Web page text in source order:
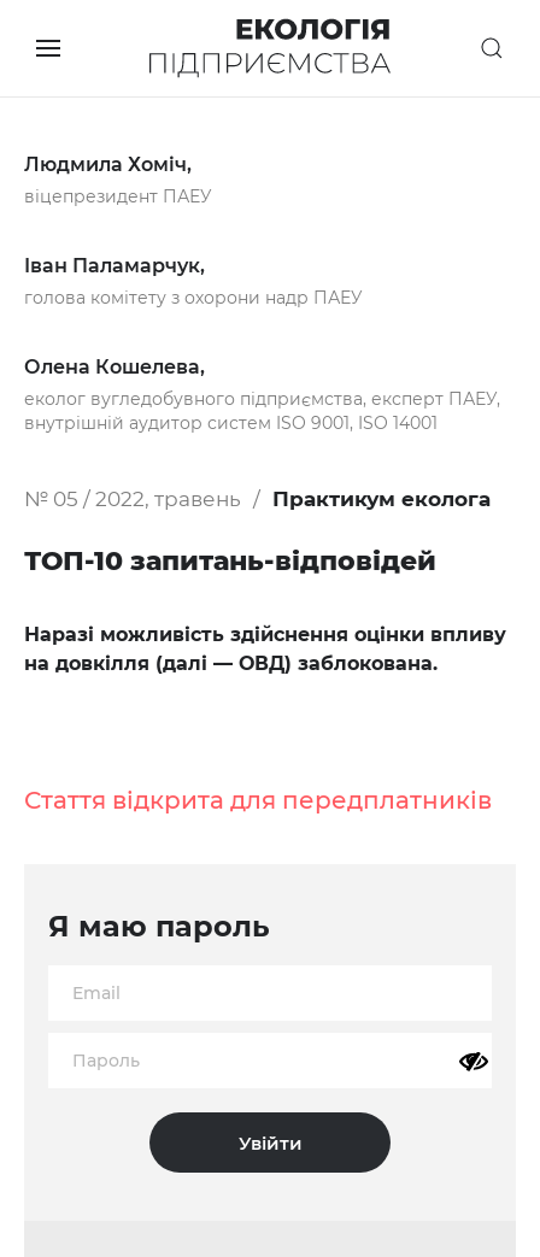
Людмила Хоміч,
віцепрезидент ПАЕУ
Іван Паламарчук,
голова комітету з охорони надр ПАЕУ
Олена Кошелева,
еколог вугледобувного підприємства, експерт ПАЕУ,
внутрішній аудитор систем ISO 9001, ISO 14001
№ 05 / 2022, травень Практикум еколога
ТОП-10 запитань-відповідей
Наразі можливість здійснення оцінки впливу
на довкілля (далі — ОВД) заблокована.
Стаття відкрита для передплатників
Я маю пароль